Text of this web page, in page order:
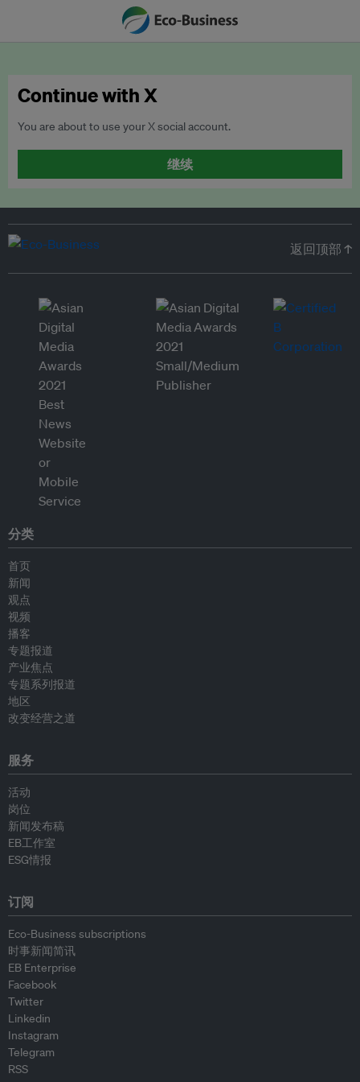
Continue with X
You are about to use your X social account.
继续
返回顶部 ↑
分类
首页
新闻
观点
视频
播客
专题报道
产业焦点
专题系列报道
地区
改变经营之道
服务
活动
岗位
新闻发布稿
EB工作室
ESG情报
订阅
Eco-Business subscriptions
时事新闻简讯
EB Enterprise
Facebook
Twitter
Linkedin
Instagram
Telegram
RSS